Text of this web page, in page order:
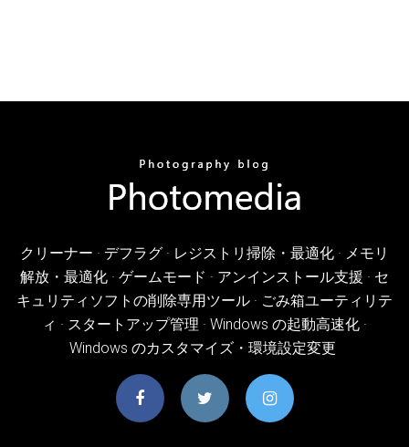
クリーナー · デフラグ · レジストリ掃除・最適化 · メモリ
解放・最適化 · ゲームモード · アンインストール支援 · セ
キュリティソフトの削除専用ツール · ごみ箱ユーティリテ
ィ · スタートアップ管理 · Windows の起動高速化 ·
Windows のカスタマイズ・環境設定変更